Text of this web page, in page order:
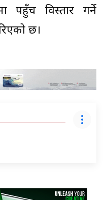
पहुँच विस्तार गर्ने
छ।